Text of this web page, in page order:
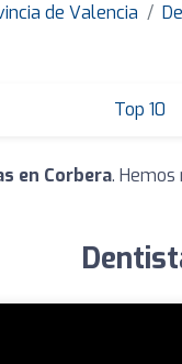
de Valencia
Top 10
en Corbera.